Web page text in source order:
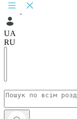
UA
RU